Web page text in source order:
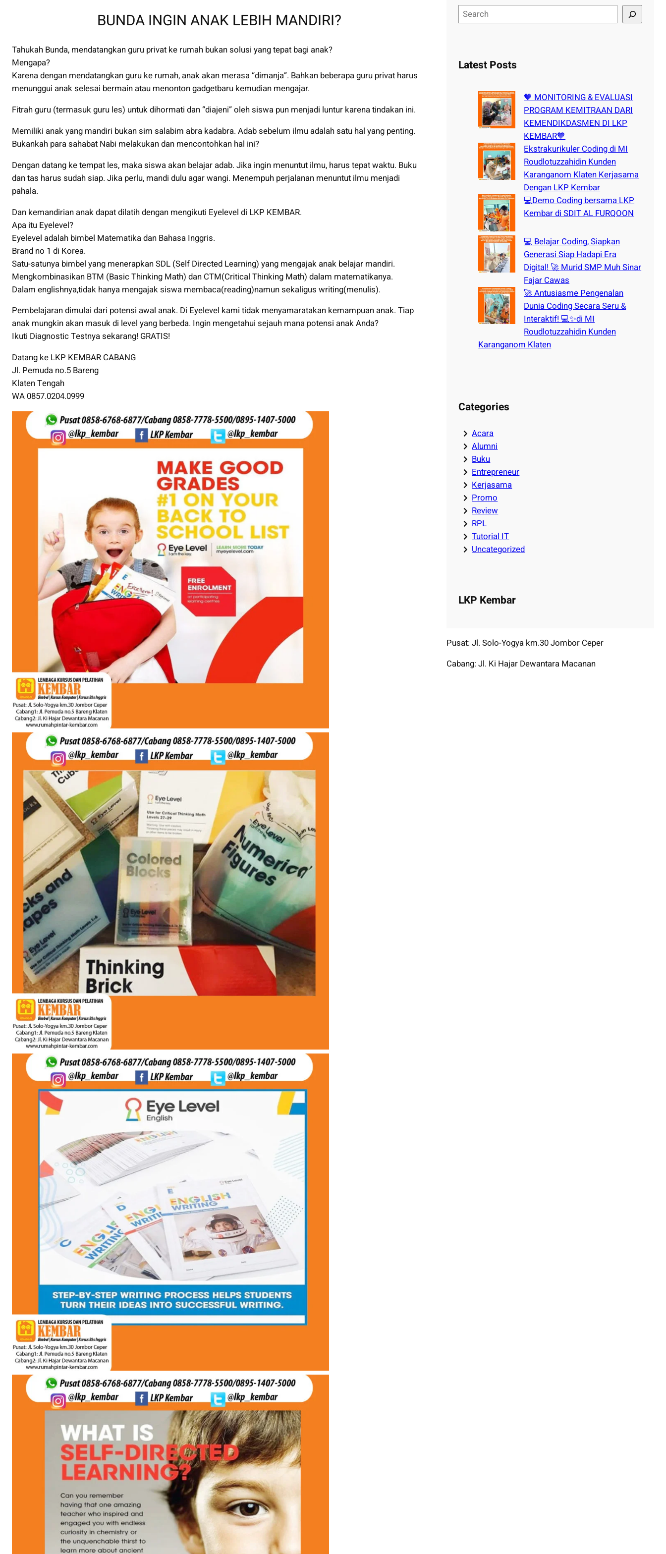
BUNDA INGIN ANAK LEBIH MANDIRI?
Tahukah Bunda, mendatangkan guru privat ke rumah bukan solusi yang tepat bagi anak?
Mengapa?
Karena dengan mendatangkan guru ke rumah, anak akan merasa “dimanja”. Bahkan beberapa guru privat harus
menunggui anak selesai bermain atau menonton gadgetbaru kemudian mengajar.
Fitrah guru (termasuk guru les) untuk dihormati dan “diajeni” oleh siswa pun menjadi luntur karena tindakan ini.
Memiliki anak yang mandiri bukan sim salabim abra kadabra. Adab sebelum ilmu adalah satu hal yang penting.
Bukankah para sahabat Nabi melakukan dan mencontohkan hal ini?
Dengan datang ke tempat les, maka siswa akan belajar adab. Jika ingin menuntut ilmu, harus tepat waktu. Buku
dan tas harus sudah siap. Jika perlu, mandi dulu agar wangi. Menempuh perjalanan menuntut ilmu menjadi
pahala.
Dan kemandirian anak dapat dilatih dengan mengikuti Eyelevel di LKP KEMBAR.
Apa itu Eyelevel?
Eyelevel adalah bimbel Matematika dan Bahasa Inggris.
Brand no 1 di Korea.
Satu-satunya bimbel yang menerapkan SDL (Self Directed Learning) yang mengajak anak belajar mandiri.
Mengkombinasikan BTM (Basic Thinking Math) dan CTM(Critical Thinking Math) dalam matematikanya.
Dalam englishnya,tidak hanya mengajak siswa membaca(reading)namun sekaligus writing(menulis).
Pembelajaran dimulai dari potensi awal anak. Di Eyelevel kami tidak menyamaratakan kemampuan anak. Tiap
anak mungkin akan masuk di level yang berbeda. Ingin mengetahui sejauh mana potensi anak Anda?
Ikuti Diagnostic Testnya sekarang! GRATIS!
Datang ke LKP KEMBAR CABANG
Jl. Pemuda no.5 Bareng
Klaten Tengah
WA 0857.0204.0999
e
cLatest Posts
🧡 MONITORING & EVALUASI
PROGRAM KEMITRAAN DARI
KEMENDIKDASMEN DI LKP
KEMBAR🧡
Ekstrakurikuler Coding di MI
Roudlotuzzahidin Kunden
Karanganom Klaten Kerjasama
Dengan LKP Kembar
💻Demo Coding bersama LKP
Kembar di SDIT AL FURQOON
💻 Belajar Coding, Siapkan
Generasi Siap Hadapi Era
Digital! 🚀 Murid SMP Muh Sinar
Fajar Cawas
🚀 Antusiasme Pengenalan
Dunia Coding Secara Seru &
Interaktif! 💻✨di MI
Roudlotuzzahidin Kunden
Karanganom Klaten
Categories
Acara
Alumni
Buku
Entrepreneur
Kerjasama
Promo
Review
RPL
Tutorial IT
Uncategorized
LKP Kembar
Pusat: Jl. Solo-Yogya km.30 Jombor Ceper
Cabang: Jl. Ki Hajar Dewantara Macanan